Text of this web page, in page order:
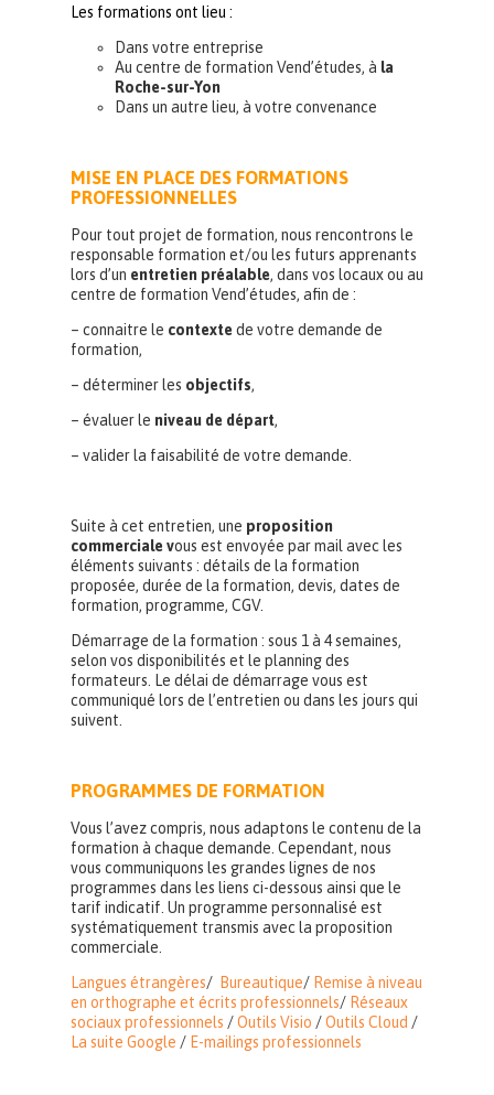
Les formations ont lieu :
Dans votre entreprise
Au centre de formation Vend’études, à la
Roche-sur-Yon
Dans un autre lieu, à votre convenance
MISE EN PLACE DES FORMATIONS
PROFESSIONNELLES
Pour tout projet de formation, nous rencontrons le
responsable formation et/ou les futurs apprenants
lors d’un entretien préalable, dans vos locaux ou au
centre de formation Vend’études, afin de :
– connaitre le contexte de votre demande de
formation,
– déterminer les objectifs,
– évaluer le niveau de départ,
– valider la faisabilité de votre demande.
Suite à cet entretien, une proposition
commerciale vous est envoyée par mail avec les
éléments suivants : détails de la formation
proposée, durée de la formation, devis, dates de
formation, programme, CGV.
Démarrage de la formation : sous 1 à 4 semaines,
selon vos disponibilités et le planning des
formateurs. Le délai de démarrage vous est
communiqué lors de l’entretien ou dans les jours qui
suivent.
PROGRAMMES DE FORMATION
Vous l’avez compris, nous adaptons le contenu de la
formation à chaque demande. Cependant, nous
vous communiquons les grandes lignes de nos
programmes dans les liens ci-dessous ainsi que le
tarif indicatif. Un programme personnalisé est
systématiquement transmis avec la proposition
commerciale.
Langues étrangères/ Bureautique/ Remise à niveau
en orthographe et écrits professionnels/ Réseaux
sociaux professionnels /Outils Visio /Outils Cloud /
La suite Google / E-mailings professionnels